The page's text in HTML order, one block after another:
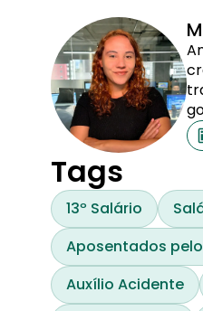
Tags
13º Salário
Aposentados pelo
Auxílio Acidente